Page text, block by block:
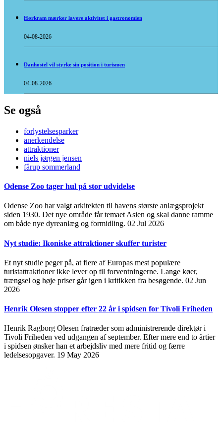
Hørkram mærker lavere aktivitet i gastronomien
04-08-2026
Danhostel vil styrke sin position i turismen
04-08-2026
Se også
forlystelsesparker
anerkendelse
attraktioner
niels jørgen jensen
fårup sommerland
Odense Zoo tager hul på stor udvidelse
Odense Zoo har valgt arkitekten til havens største anlægsprojekt
siden 1930. Det nye område får temaet Asien og skal danne ramme
om både nye dyreanlæg og formidling. 02 Jul 2026
Nyt studie: Ikoniske attraktioner skuffer turister
Et nyt studie peger på, at flere af Europas mest populære
turistattraktioner ikke lever op til forventningerne. Lange køer,
trængsel og høje priser går igen i kritikken fra besøgende. 02 Jun
2026
Henrik Olesen stopper efter 22 år i spidsen for Tivoli Friheden
Henrik Ragborg Olesen fratræder som administrerende direktør i
Tivoli Friheden ved udgangen af september. Efter mere end to årtier
i spidsen ønsker han et arbejdsliv med mere fritid og færre
ledelsesopgaver. 19 May 2026